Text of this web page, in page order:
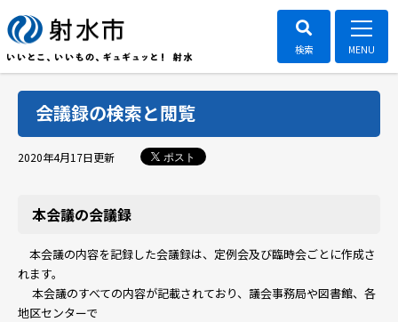
会議録の検索と閲覧
2020年4月17日更新 ポスト
本会議の会議録
本会議の内容を記録した会議録は、定例会及び臨時会ごとに作成さ
れます。
本会議のすべての内容が記載されており、議会事務局や図書館、各
地区センターで